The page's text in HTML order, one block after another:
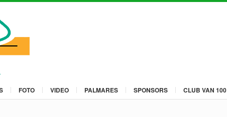
FOTO VIDEO PALMARES SPONSORS CLUB VAN 100